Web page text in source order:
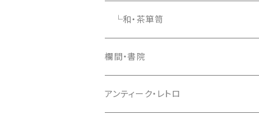
└和・茶箪笥
欄間・書院
アンティーク・レトロ